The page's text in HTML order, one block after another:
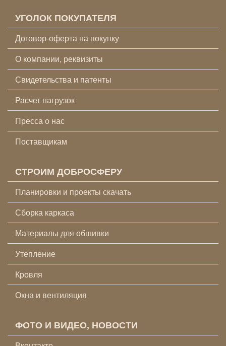
УГОЛОК ПОКУПАТЕЛЯ
Договор-оферта на покупку
О компании, реквизиты
Свидетельства и патенты
Расчет нагрузок
Пресса о нас
Поставщикам
СТРОИМ ДОБРОСФЕРУ
Планировки и проекты скачать
Сборка каркаса
Материалы для обшивки
Утепление
Кровля
Окна и вентиляция
ФОТО И ВИДЕО, НОВОСТИ